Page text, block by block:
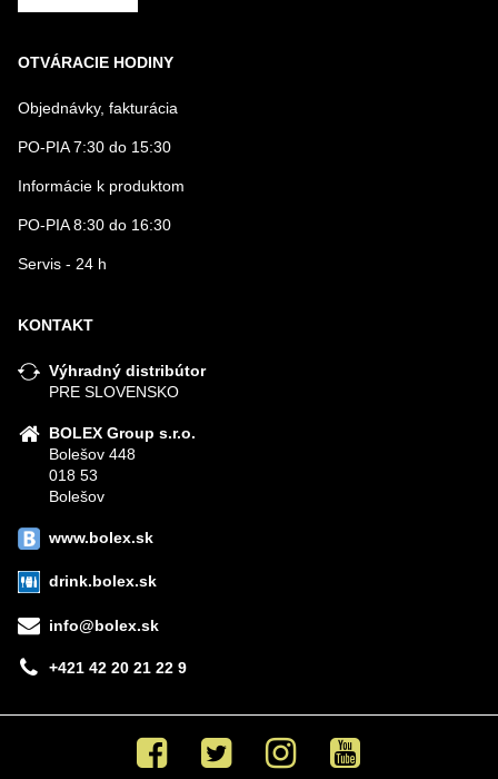
OTVÁRACIE HODINY
Objednávky, fakturácia
PO-PIA 7:30 do 15:30
Informácie k produktom
PO-PIA 8:30 do 16:30
Servis - 24 h
KONTAKT
Výhradný distribútor
PRE SLOVENSKO
BOLEX Group s.r.o.
Bolešov 448
018 53
Bolešov
www.bolex.sk
drink.bolex.sk
info@bolex.sk
+421 42 20 21 22 9
Facebook Twitter Instagram Youtube